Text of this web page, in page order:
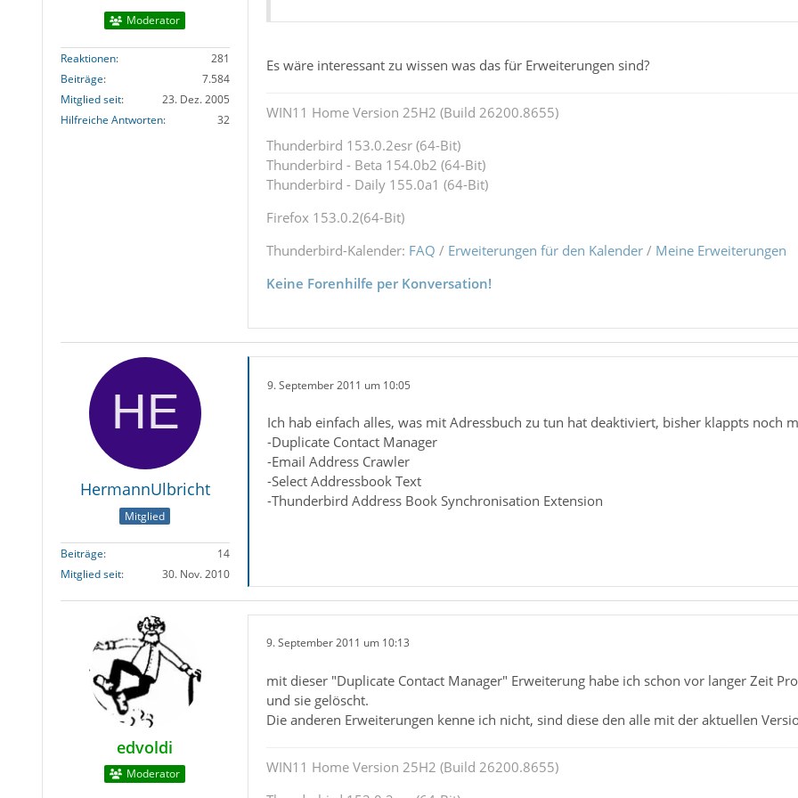
Moderator
Reaktionen
281
Beiträge
7.584
Mitglied seit
23. Dez. 2005
Hilfreiche Antworten
32
Es wäre interessant zu wissen was das für Erweiterungen sind?
WIN11 Home Version 25H2 (Build 26200.8655)
Thunderbird 153.0.2esr (64-Bit)
Thunderbird - Beta 154.0b2 (64-Bit)
Thunderbird - Daily 155.0a1 (64-Bit)
Firefox 153.0.2(64-Bit)
Thunderbird-Kalender: FAQ / Erweiterungen für den Kalender/ Meine Erweiterungen
Keine Forenhilfe per Konversation!
HermannUlbricht
Mitglied
Beiträge
14
Mitglied seit
30. Nov. 2010
9. September 2011 um 10:05
Ich hab einfach alles, was mit Adressbuch zu tun hat deaktiviert, bisher klappts noch
-Duplicate Contact Manager
-Email Address Crawler
-Select Addressbook Text
-Thunderbird Address Book Synchronisation Extension
edvoldi
Moderator
9. September 2011 um 10:13
mit dieser "Duplicate Contact Manager" Erweiterung habe ich schon vor langer Zeit
und sie gelöscht.
Die anderen Erweiterungen kenne ich nicht, sind diese den alle mit der aktuellen
WIN11 Home Version 25H2 (Build 26200.8655)